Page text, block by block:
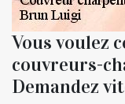
Vous voulez
couvreurs-
Demandez